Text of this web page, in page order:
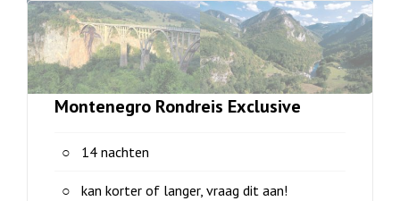
Montenegro Rondreis Exclusive
14 nachten
kan korter of langer, vraag dit aan!